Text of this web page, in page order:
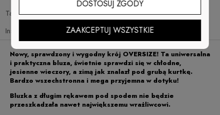
Tabela rozmiarów
Instrukcja prania
Nowy, sprawdzony i wygodny krój OVERSIZE! Ta uniwersalna
i praktyczna bluza, świetnie sprawdzi się w chłodne,
jesienne wieczory, a zimą jak znalazł pod grubą kurtkę.
Bardzo wszechstronna i mega przyjemna w dotyku!
Bluzka z długim rękawem pod spodem nie będzie
przeszkadzała nawet największemu wrażliwcowi.
DOSTOSUJ ZGODY
ZAAKCEPTUJ WSZYSTKIE